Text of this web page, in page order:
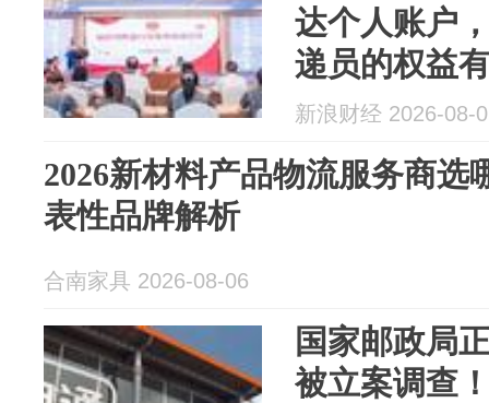
达个人账户
递员的权益
新浪财经 2026-08-
2026新材料产品物流服务商选
表性品牌解析
合南家具 2026-08-06
国家邮政局
被立案调查